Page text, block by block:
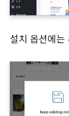
설치 옵션에는